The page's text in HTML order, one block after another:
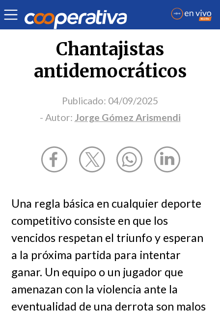
Opinión | Jorge Gómez Arismendi
Chantajistas
antidemocráticos
Publicado: 04/09/2025
- Autor: Jorge Gómez Arismendi
Una regla básica en cualquier deporte
competitivo consiste en que los
vencidos respetan el triunfo y esperan
a la próxima partida para intentar
ganar. Un equipo o un jugador que
amenazan con la violencia ante la
eventualidad de una derrota son malos